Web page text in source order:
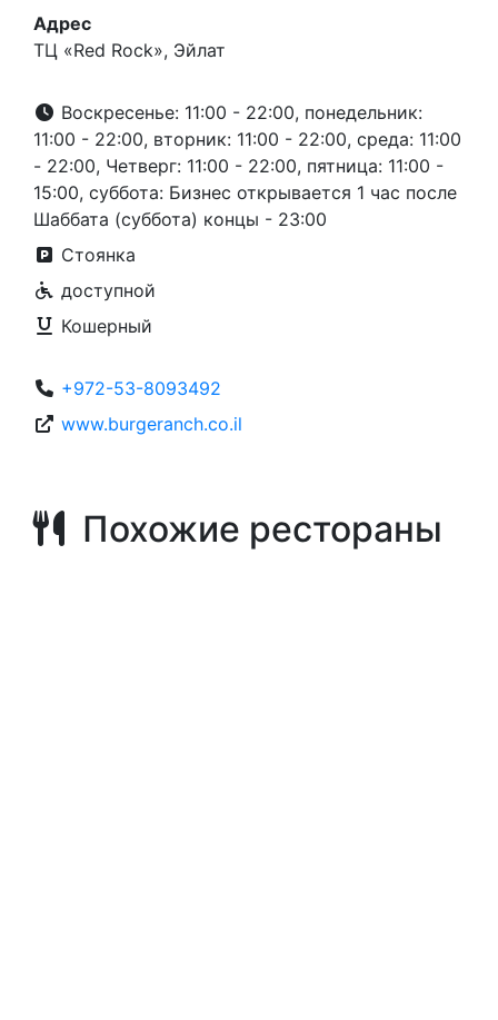
Адрес
ТЦ «Red Rock», Эйлат
Воскресенье: 11:00 - 22:00, понедельник:
11:00 - 22:00, вторник: 11:00 - 22:00, среда: 11:00
- 22:00, Четверг: 11:00 - 22:00, пятница: 11:00 -
15:00, суббота: Бизнес открывается 1 час после
Шаббата (суббота) концы - 23:00
Стоянка
доступной
Кошерный
+972-53-8093492
www.burgeranch.co.il
Похожие рестораны